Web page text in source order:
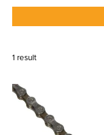
1 result